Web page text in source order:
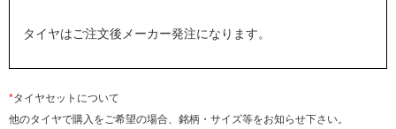
タイヤはご注文後メーカー発注になります。
*タイヤセットについて
他のタイヤで購入をご希望の場合、銘柄・サイズ等をお知らせ下さい。